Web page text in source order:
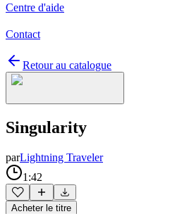
Centre d'aide
Contact
Retour au catalogue
Singularity
parLightning Traveler
1:42
Acheter le titre